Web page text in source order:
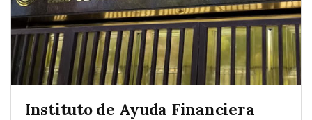
Instituto de Ayuda Financiera